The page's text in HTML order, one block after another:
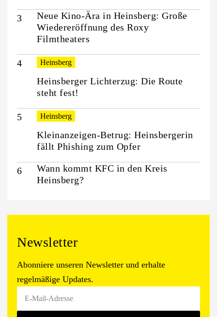
Neue Kino-Ära in Heinsberg: Große
Wiedereröffnung des Roxy
Filmtheaters
Heinsberg
Heinsberger Lichterzug: Die Route
steht fest!
Heinsberg
Kleinanzeigen-Betrug: Heinsbergerin
fällt Phishing zum Opfer
Wann kommt KFC in den Kreis
Heinsberg?
Newsletter
Abonniere unseren Newsletter und erhalte
regelmäßige Updates.